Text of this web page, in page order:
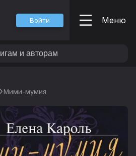
Войти Меню
Мими-мумия